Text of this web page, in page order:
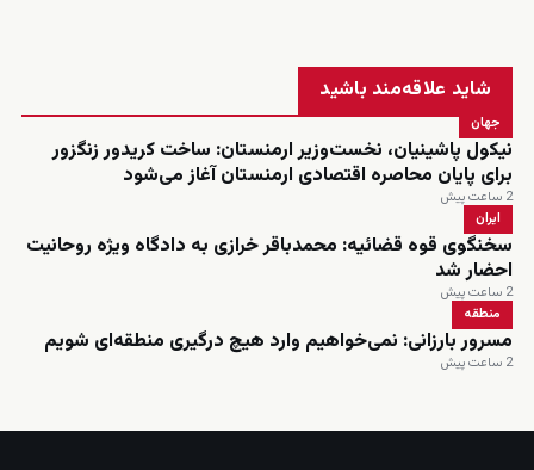
شاید علاقه‌مند باشید
جهان
نیکول پاشینیان، نخست‌وزیر ارمنستان: ساخت کریدور زنگزور
برای پایان محاصره اقتصادی ارمنستان آغاز می‌شود
2 ساعت پیش
ایران
سخنگوی قوه قضائیه: محمدباقر خرازی به دادگاه ویژه روحانیت
احضار شد
2 ساعت پیش
منطقه
مسرور بارزانی: نمی‌خواهیم وارد هیچ درگیری منطقه‌ای شویم
2 ساعت پیش